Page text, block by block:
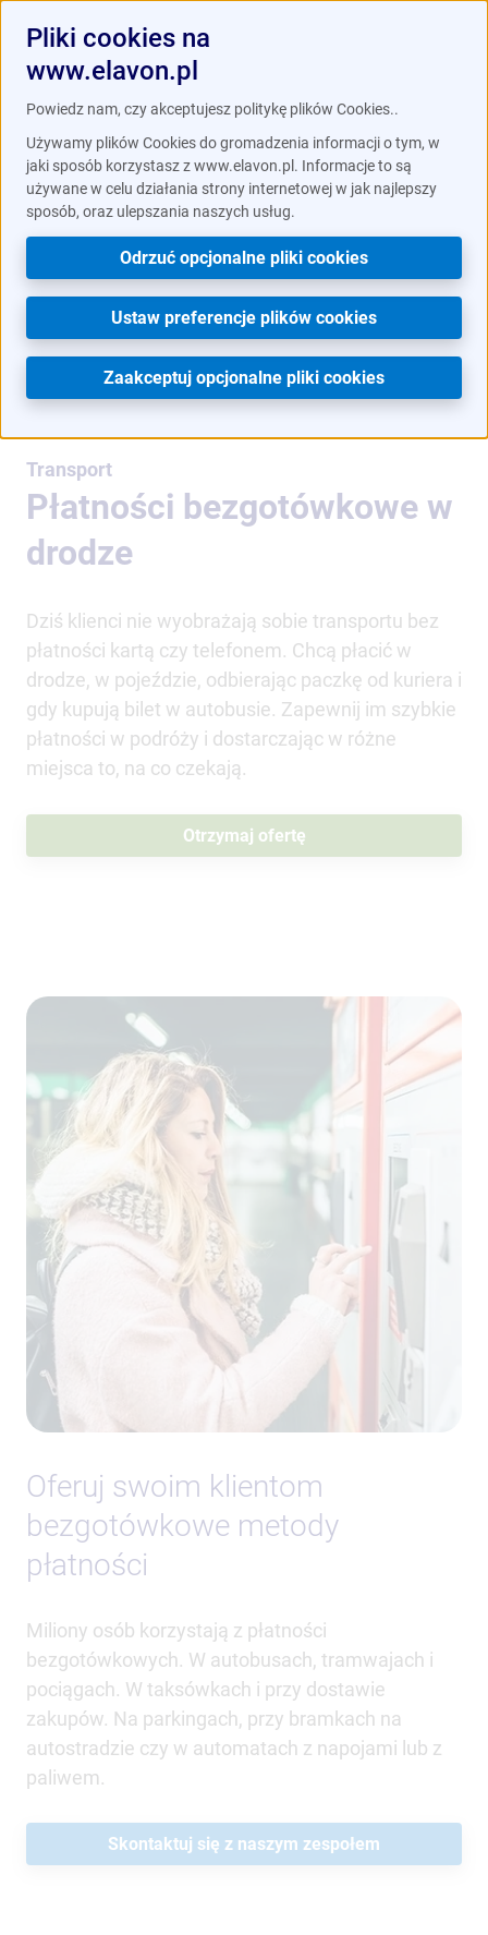
Branże / Transport
Transport
Płatności bezgotówkowe w
drodze
Dziś klienci nie wyobrażają sobie transportu bez
płatności kartą czy telefonem. Chcą płacić w
drodze, w pojeździe, odbierając paczkę od kuriera i
gdy kupują bilet w autobusie. Zapewnij im szybkie
płatności w podróży i dostarczając w różne
miejsca to, na co czekają.
Otrzymaj ofertę
Oferuj swoim klientom
bezgotówkowe metody
płatności
Miliony osób korzystają z płatności
bezgotówkowych. W autobusach, tramwajach i
pociągach. W taksówkach i przy dostawie
zakupów. Na parkingach, przy bramkach na
autostradzie czy w automatach z napojami lub z
paliwem.
Skontaktuj się z naszym zespołem
Pliki cookies na
www.elavon.pl
Powiedz nam, czy akceptujesz politykę plików Cookies..
Używamy plików Cookies do gromadzenia informacji o tym, w
jaki sposób korzystasz z www.elavon.pl. Informacje to są
używane w celu działania strony internetowej w jak najlepszy
sposób, oraz ulepszania naszych usług.
Zaakceptuj opcjonalne pliki cookies
Ustaw preferencje plików cookies
Odrzuć opcjonalne pliki cookies